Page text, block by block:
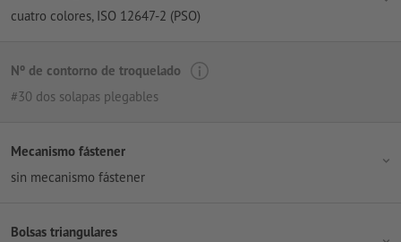
cuatro colores, ISO 12647-2 (PSO)
Nº de contorno de troquelado
#30 dos solapas plegables
Mecanismo fástener
sin mecanismo fástener
Bolsas triangulares